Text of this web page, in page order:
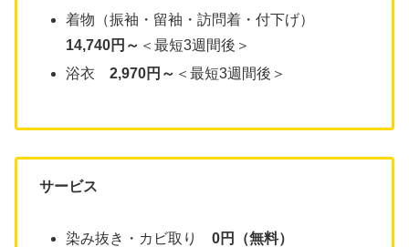
着物（振袖・留袖・訪問着・付下げ）
14,740円～ ＜最短3週間後＞
浴衣2,970円～ ＜最短3週間後＞
サービス
染み抜き・カビ取り0円（無料）